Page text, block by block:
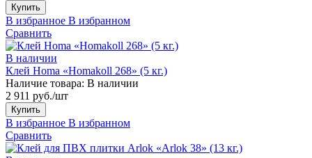
Купить
В избранное В избранном
Сравнить
В наличии
Клей Homa «Homakoll 268» (5 кг.)
Наличие товара: В наличии
2 911 руб./шт
Купить
В избранное В избранном
Сравнить